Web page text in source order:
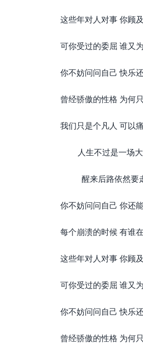
这些年对人对事 你顾
可你受过的委屈 谁又
你不妨问问自己 快乐
曾经骄傲的性格 为何
我们只是个凡人 可以
人生不过是一场
醒来后路依然要
你不妨问问自己 你还
每个崩溃的时候 有谁
这些年对人对事 你顾
可你受过的委屈 谁又
你不妨问问自己 快乐
曾经骄傲的性格 为何